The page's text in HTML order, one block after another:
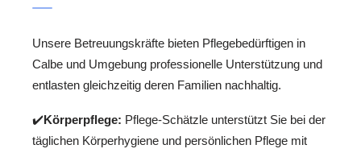
Unsere Betreuungskräfte bieten Pflegebedürftigen in
Calbe und Umgebung professionelle Unterstützung und
entlasten gleichzeitig deren Familien nachhaltig.
✔️Körperpflege: Pflege-Schätzle unterstützt Sie bei der
täglichen Körperhygiene und persönlichen Pflege mit